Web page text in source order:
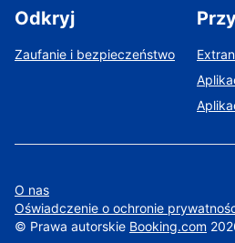
Odkryj
Zaufanie i bezpieczeństwo
O nas
Oświadczenie o ochronie
© Prawa autorskie Booking.com